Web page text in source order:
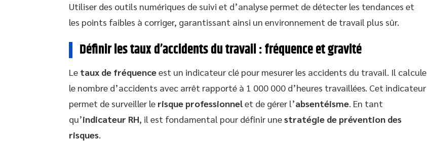
Utiliser des outils numériques de suivi et d’analyse permet de détecter les tendances et
les points faibles à corriger, garantissant ainsi un environnement de travail plus sûr.
Définir les taux d’accidents du travail : fréquence et gravité
Le taux de fréquenceest un indicateur clé pour mesurer les accidents du travail. Il calcule
le nombre d’accidents avec arrêt rapporté à 1 000 000 d’heures travaillées. Cet indicateur
permet de surveiller le risque professionnelet de gérer l’absentéisme. En tant
qu’indicateur RH, il est fondamental pour définir unestratégie de prévention des
risques.